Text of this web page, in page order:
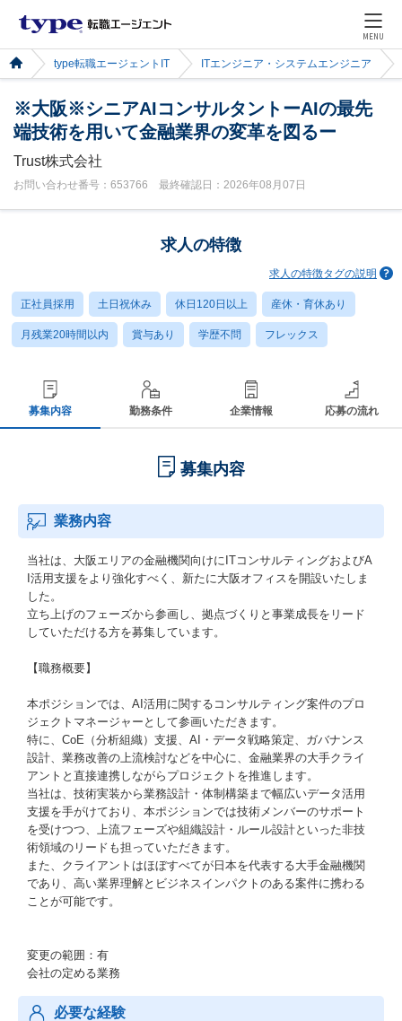
MENU
type転職エージェントIT ITエンジニア・システムエンジニア
※大阪※シニアAIコンサルタントーAIの最先
端技術を用いて金融業界の変革を図るー
Trust株式会社
お問い合わせ番号：653766 最終確認日：2026年08月07日
求人の特徴
求人の特徴タグの説明
正社員採用 土日祝休み 休日120日以上 産休・育休あり
月残業20時間以内 賞与あり 学歴不問 フレックス
募集内容 勤務条件 企業情報 応募の流れ
募集内容
業務内容
当社は、大阪エリアの金融機関向けにITコンサルティングおよびA
I活用支援をより強化すべく、新たに大阪オフィスを開設いたしま
した。
立ち上げのフェーズから参画し、拠点づくりと事業成長をリード
していただける方を募集しています。
【職務概要】
本ポジションでは、AI活用に関するコンサルティング案件のプロ
ジェクトマネージャーとして参画いただきます。
特に、CoE（分析組織）支援、AI・データ戦略策定、ガバナンス
設計、業務改善の上流検討などを中心に、金融業界の大手クライ
アントと直接連携しながらプロジェクトを推進します。
当社は、技術実装から業務設計・体制構築まで幅広いデータ活用
支援を手がけており、本ポジションでは技術メンバーのサポート
を受けつつ、上流フェーズや組織設計・ルール設計といった非技
術領域のリードも担っていただきます。
また、クライアントはほぼすべてが日本を代表する大手金融機関
であり、高い業界理解とビジネスインパクトのある案件に携わる
ことが可能です。
変更の範囲：有
会社の定める業務
必要な経験